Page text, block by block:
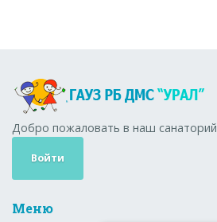
Добро пожаловать в наш санаторий
Войти
Меню